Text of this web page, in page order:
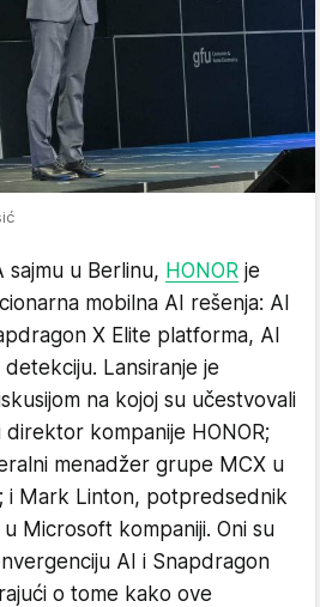
sajmu u Berlinu, HONOR je
mobilna AI rešenja: AI
X Elite platforma, AI
Lansiranje je
na kojoj su učestvovali
kompanije HONOR;
menadžer grupe MCX u
i Mark Linton, potpredsednik
Microsoft kompaniji. Oni su
AI i Snapdragon
o tome kako ove